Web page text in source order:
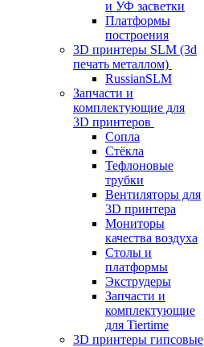
и УФ засветки
Платформы
построения
3D принтеры SLM (3d
печать металлом)
RussianSLM
Запчасти и
комплектующие для
3D принтеров
Сопла
Cтёкла
Тефлоновые
трубки
Вентиляторы для
3D принтера
Мониторы
качества воздуха
Столы и
платформы
Экструдеры
Запчасти и
комплектующие
для Tiertime
3D принтеры гипсовые